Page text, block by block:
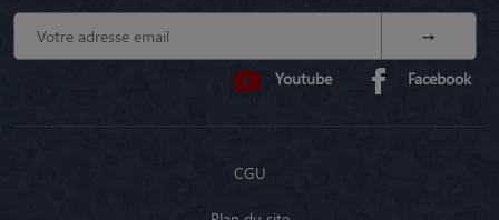
Youtube Facebook
CGU